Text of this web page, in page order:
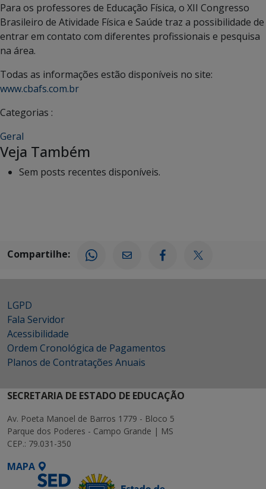
Para os professores de Educação Física, o XII Congresso
Brasileiro de Atividade Física e Saúde traz a possibilidade de
entrar em contato com diferentes profissionais e pesquisa
na área.
Todas as informações estão disponíveis no site:
www.cbafs.com.br
Categorias :
Geral
Veja Também
Sem posts recentes disponíveis.
Compartilhe:
LGPD
Fala Servidor
Acessibilidade
Ordem Cronológica de Pagamentos
Planos de Contratações Anuais
SECRETARIA DE ESTADO DE EDUCAÇÃO
Av. Poeta Manoel de Barros 1779 - Bloco 5
Parque dos Poderes - Campo Grande | MS
CEP.: 79.031-350
MAPA